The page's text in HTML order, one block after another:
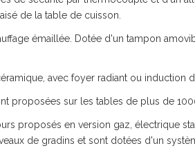
de la table de cuisson.
émaillée. Dotée d'un tampon
avec foyer radiant ou induction
proposées sur les tables de plus de
proposés en version gaz, électrique
de gradins et sont dotées d'un